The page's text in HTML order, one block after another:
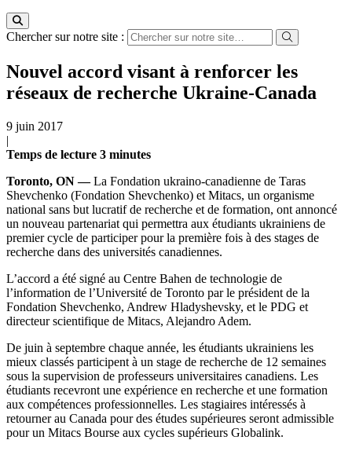
Chercher sur notre site :
Nouvel accord visant à renforcer les
réseaux de recherche Ukraine-Canada
9 juin 2017
|
Temps de lecture 3 minutes
Toronto, ON—La Fondation ukraino-canadienne de Taras
Shevchenko (Fondation Shevchenko) et Mitacs, un organisme
national sans but lucratif de recherche et de formation, ont annoncé
un nouveau partenariat qui permettra aux étudiants ukrainiens de
premier cycle de participer pour la première fois à des stages de
recherche dans des universités canadiennes.
L’accord a été signé au Centre Bahen de technologie de
l’information de l’Université de Toronto par le président de la
Fondation Shevchenko, Andrew Hladyshevsky, et le PDG et
directeur scientifique de Mitacs, Alejandro Adem.
De juin à septembre chaque année, les étudiants ukrainiens les
mieux classés participent à un stage de recherche de 12 semaines
sous la supervision de professeurs universitaires canadiens. Les
étudiants recevront une expérience en recherche et une formation
aux compétences professionnelles. Les stagiaires intéressés à
retourner au Canada pour des études supérieures seront admissible
pour un Mitacs Bourse aux cycles supérieurs Globalink.